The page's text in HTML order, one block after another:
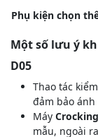
Phụ kiện chọn
Một số lưu ý
D05
Thao tác
đảm bảo
Máy
mẫu, ngoài